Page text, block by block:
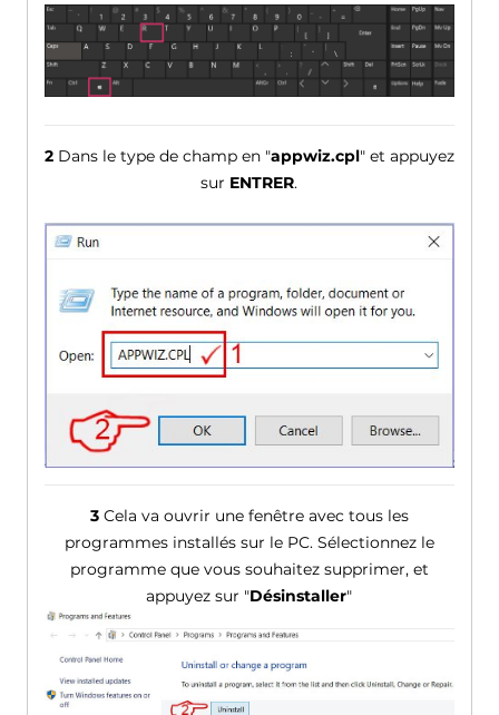
2Dans le type de champ en "appwiz.cpl" et appuyez
sur ENTRER.
3Cela va ouvrir une fenêtre avec tous les
programmes installés sur le PC. Sélectionnez le
programme que vous souhaitez supprimer, et
appuyez sur "Désinstaller"